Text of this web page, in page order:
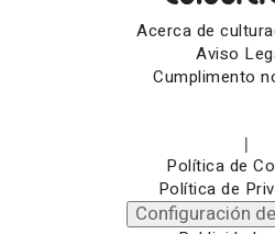
Acerca de
Aviso
Cumplimento
|
Política de
Política de
Configuración